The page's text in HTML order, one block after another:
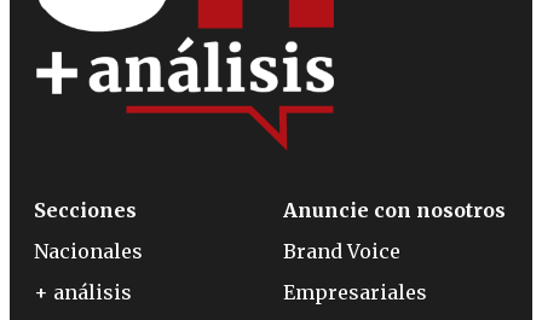
Secciones
Nacionales
+ análisis
Anuncie con nosotros
Brand Voice
Empresariales